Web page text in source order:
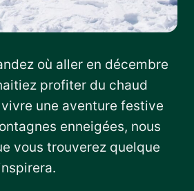
où aller en décembre
profiter du chaud
vivre une aventure festive
enneigées, nous
vous trouverez quelque